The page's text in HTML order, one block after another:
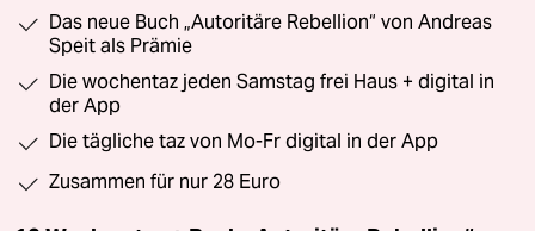
Das neue Buch „Autoritäre Rebellion“ von Andreas
Speit als Prämie
Die wochentaz jeden Samstag frei Haus + digital in
der App
Die tägliche taz von Mo-Fr digital in der App
Zusammen für nur 28 Euro